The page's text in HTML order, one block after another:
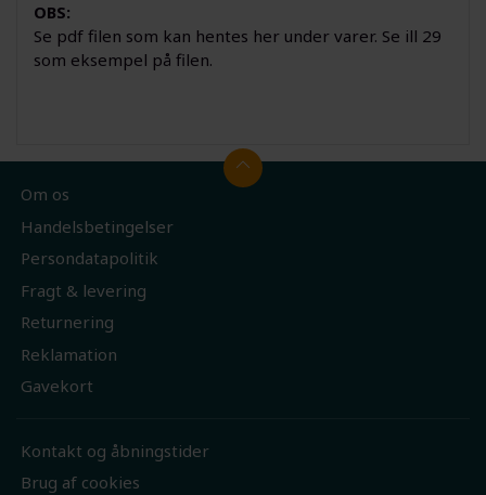
OBS:
Se pdf filen som kan hentes her under varer. Se ill 29
som eksempel på filen.
Om os
Handelsbetingelser
Persondatapolitik
Fragt & levering
Returnering
Reklamation
Gavekort
Kontakt og åbningstider
Brug af cookies